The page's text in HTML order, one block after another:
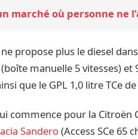
marché où personne ne
propose plus le diesel
manuelle 5 vitesses)
que le GPL 1,0 litre TCe
pour la Citroën
Sandero(Access SCe 65